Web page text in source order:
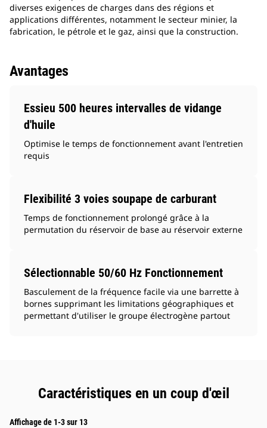
diverses exigences de charges dans des régions et
applications différentes, notamment le secteur minier, la
fabrication, le pétrole et le gaz, ainsi que la construction.
Avantages
Essieu 500 heures intervalles de vidange
d'huile
Optimise le temps de fonctionnement avant l'entretien
requis
Flexibilité 3 voies soupape de carburant
Temps de fonctionnement prolongé grâce à la
permutation du réservoir de base au réservoir externe
Sélectionnable 50/60 Hz Fonctionnement
Basculement de la fréquence facile via une barrette à
bornes supprimant les limitations géographiques et
permettant d'utiliser le groupe électrogène partout
Caractéristiques en un coup d'œil
Affichage de 1-3 sur 13